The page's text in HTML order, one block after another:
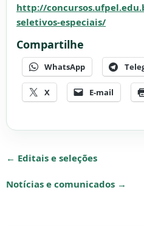
http://
seletivos-especiais/
Compartilhe
WhatsApp
X E-mail
← Editais e seleções
Notícias e comunicados →